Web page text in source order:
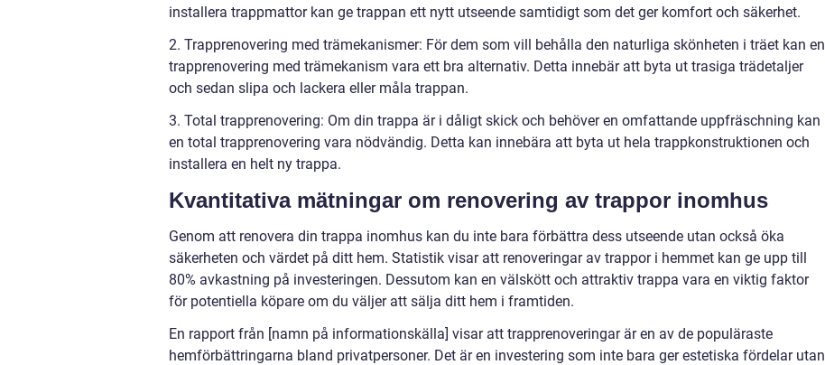
installera trappmattor kan ge trappan ett nytt utseende samtidigt som det ger komfort och säkerhet.
2. Trapprenovering med trämekanismer: För dem som vill behålla den naturliga skönheten i träet kan en
trapprenovering med trämekanism vara ett bra alternativ. Detta innebär att byta ut trasiga trädetaljer
och sedan slipa och lackera eller måla trappan.
3. Total trapprenovering: Om din trappa är i dåligt skick och behöver en omfattande uppfräschning kan
en total trapprenovering vara nödvändig. Detta kan innebära att byta ut hela trappkonstruktionen och
installera en helt ny trappa.
Kvantitativa mätningar om renovering av trappor inomhus
Genom att renovera din trappa inomhus kan du inte bara förbättra dess utseende utan också öka
säkerheten och värdet på ditt hem. Statistik visar att renoveringar av trappor i hemmet kan ge upp till
80% avkastning på investeringen. Dessutom kan en välskött och attraktiv trappa vara en viktig faktor
för potentiella köpare om du väljer att sälja ditt hem i framtiden.
En rapport från [namn på informationskälla] visar att trapprenoveringar är en av de populäraste
hemförbättringarna bland privatpersoner. Det är en investering som inte bara ger estetiska fördelar utan